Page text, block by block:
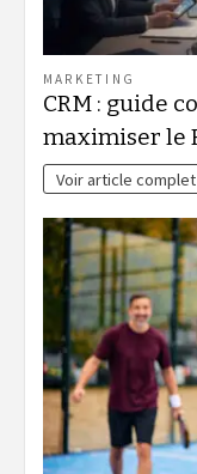
MARKETING
CRM : guide
maximiser le
Voir article complet